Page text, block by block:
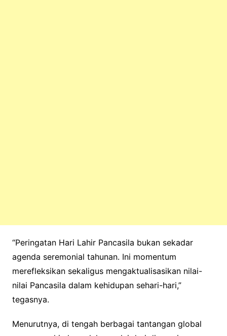
“Peringatan Hari Lahir Pancasila bukan sekadar
agenda seremonial tahunan. Ini momentum
merefleksikan sekaligus mengaktualisasikan nilai-
nilai Pancasila dalam kehidupan sehari-hari,”
tegasnya.
Menurutnya, di tengah berbagai tantangan global